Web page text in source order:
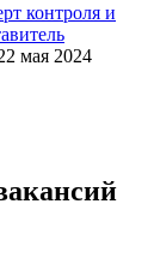
контроля и
мая 2024